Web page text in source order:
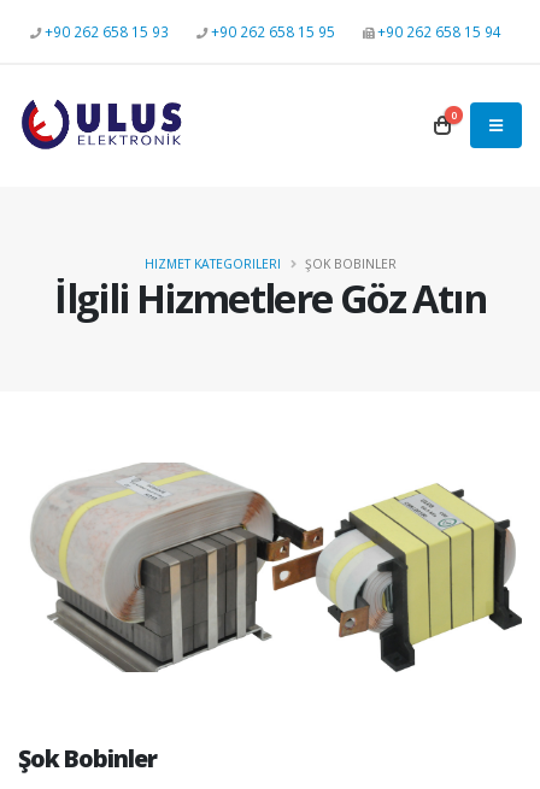
+90 262 658 15 93 +90 262 658 15 95 +90 262 658 15 94
0
İlgili Hizmetlere Göz Atın
HIZMET KATEGORILERI ŞOK BOBINLER
Şok Bobinler